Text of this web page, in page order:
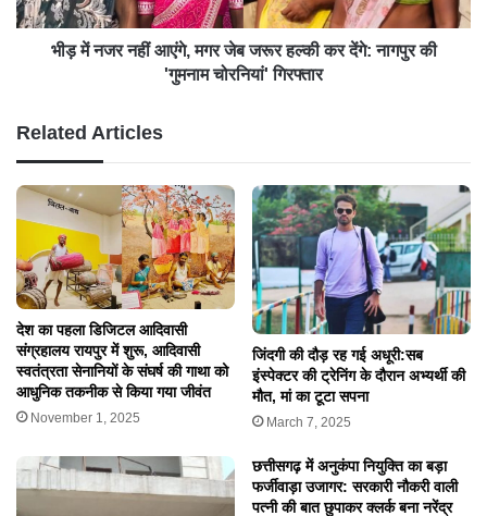
भीड़ में नजर नहीं आएंगे, मगर जेब जरूर हल्की कर देंगे: नागपुर की
'गुमनाम चोरनियां' गिरफ्तार
Related Articles
देश का पहला डिजिटल आदिवासी
संग्रहालय रायपुर में शुरू, आदिवासी
स्वतंत्रता सेनानियों के संघर्ष की गाथा को
आधुनिक तकनीक से किया गया जीवंत
November 1, 2025
जिंदगी की दौड़ रह गई अधूरी:सब
इंस्पेक्टर की ट्रेनिंग के दौरान अभ्यर्थी की
मौत, मां का टूटा सपना
March 7, 2025
छत्तीसगढ़ में अनुकंपा नियुक्ति का बड़ा
फर्जीवाड़ा उजागर: सरकारी नौकरी वाली
पत्नी की बात छुपाकर क्लर्क बना नरेंद्र